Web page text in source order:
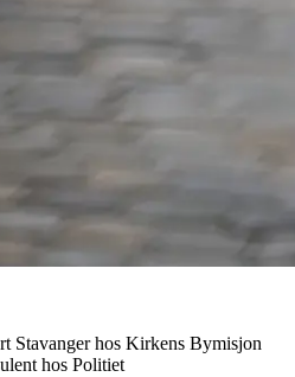
Stavanger hos Kirkens Bymisjon
hos Politiet